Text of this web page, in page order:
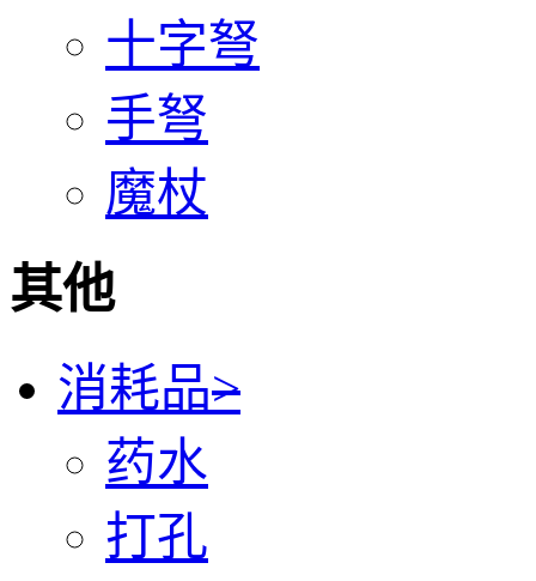
十字弩
手弩
魔杖
其他
消耗品>
药水
打孔